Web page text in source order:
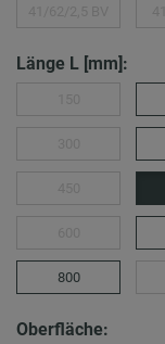
Länge L [mm]:
800
Oberfläche: